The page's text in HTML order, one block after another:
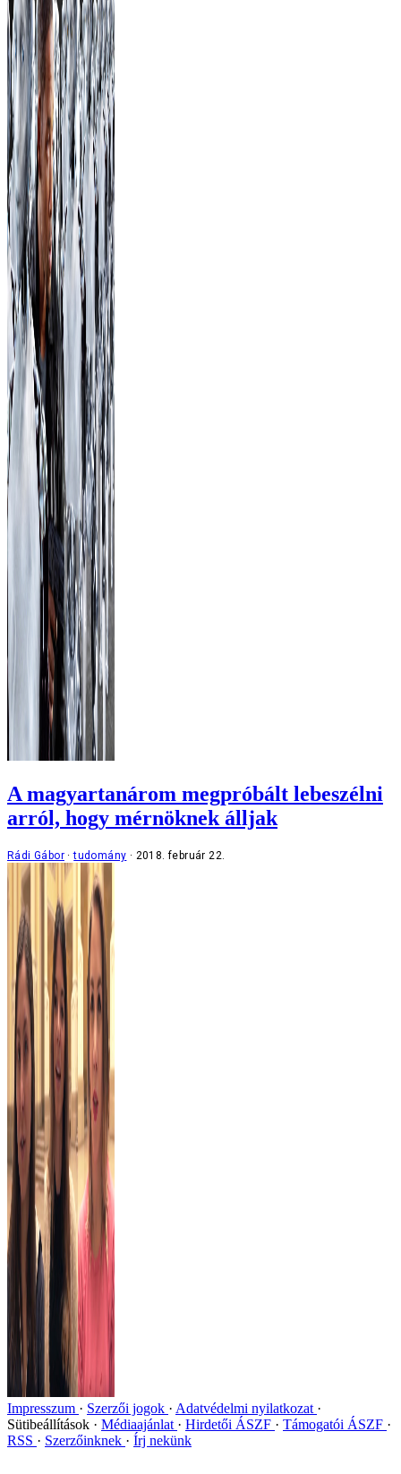
A magyartanárom megpróbált lebeszélni
arról, hogy mérnöknek álljak
Rádi Gábor tudomány 2018. február 22.
Impresszum Szerzői jogok
Adatvédelmi nyilatkozat
Sütibeállítások
Médiaajánlat Hirdetői ÁSZF
Támogatói ÁSZF
RSS
Szerzőinknek Írj nekünk